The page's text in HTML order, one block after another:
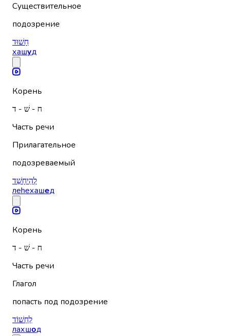
Существительное
подозрение
חָשׁוּד
хашуд
Корень
ח - שׁ - ד
Часть речи
Прилагательное
подозреваемый
לְהֵיחָשֵׁד
леhехашед
Корень
ח - שׁ - ד
Часть речи
Глагол
попасть под подозрение
לַחְשׁוֹד
лахшод